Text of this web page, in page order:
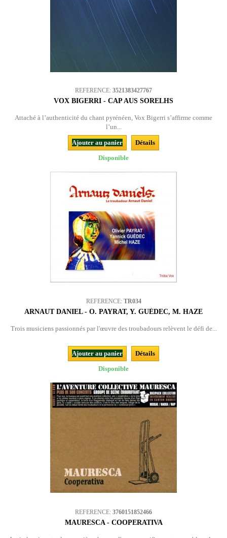
REFERENCE: 3521383427767
VOX BIGERRI - CAP AUS SORELHS
Attaché à l’authenticité du chant pyrénéen, Vox Bigerri s’affirme comme
l’un...
Ajouter au panier
Détails
Disponible
REFERENCE: TR034
ARNAUT DANIEL - O. PAYRAT, Y. GUÉDEC, M. HAZE
Trois musiciens passionnés par l'œuvre des troubadours relèvent le défi de...
Ajouter au panier
Détails
Disponible
REFERENCE: 3760151852466
MAURESCA - COOPERATIVA